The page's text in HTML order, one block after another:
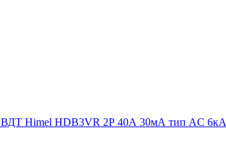
ВДТ Himel HDB3VR 2Р 40А 30мА тип AC 6кА